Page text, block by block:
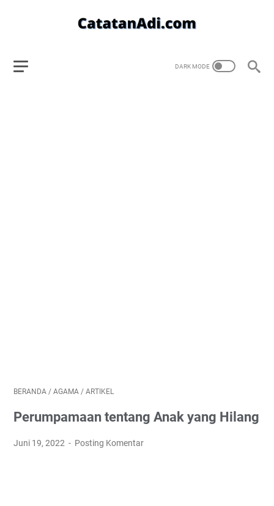
BERANDA / AGAMA / ARTIKEL
Perumpamaan tentang Anak yang Hilang
Juni 19, 2022 Posting Komentar